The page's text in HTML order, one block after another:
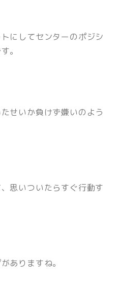
にしてセンターのポジシ
。
せいか負けず嫌いのよう
思いついたらすぐ行動す
ありますね。